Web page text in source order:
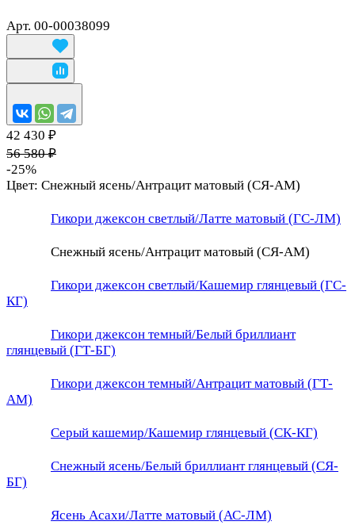
Арт. 00-00038099
42 430 ₽
56 580 ₽
-25%
Цвет: Снежный ясень/Антрацит матовый (СЯ-АМ)
Гикори джексон светлый/Латте матовый (ГС-ЛМ)
Снежный ясень/Антрацит матовый (СЯ-АМ)
Гикори джексон светлый/Кашемир глянцевый (ГС-
КГ)
Гикори джексон темный/Белый бриллиант
глянцевый (ГТ-БГ)
Гикори джексон темный/Антрацит матовый (ГТ-
АМ)
Серый кашемир/Кашемир глянцевый (СК-КГ)
Снежный ясень/Белый бриллиант глянцевый (СЯ-
БГ)
Ясень Асахи/Латте матовый (АС-ЛМ)